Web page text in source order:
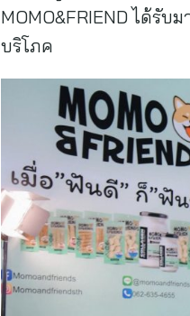
MOMO&FRIEND ได้รั
บริโภค